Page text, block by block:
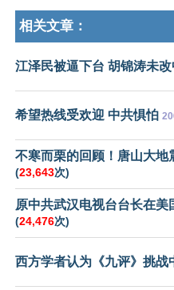
相关文章：
江泽民被逼下台 胡锦涛未
希望热线受欢迎 中共惧怕
不寒而栗的回顾！唐山大地
(23,643次)
原中共武汉电视台台长在美
(24,476次)
西方学者认为《九评》挑战